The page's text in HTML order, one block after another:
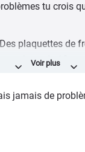
tu crois
plaquettes de
au bout de 10 ans
jamais de